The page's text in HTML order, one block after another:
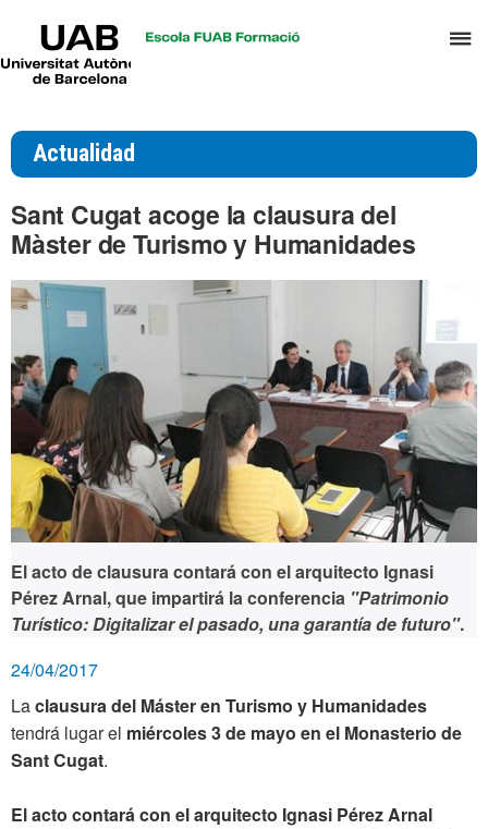
Universitat
Actualidad
Sant Cugat acoge la clausura del
Màster de Turismo y Humanidades
El acto de clausura contará con el arquitecto Ignasi
Pérez Arnal, que impartirá la conferencia "Patrimonio
Turístico: Digitalizar el pasado, una garantía de futuro".
24/04/2017
Laclausura del Máster en Turismo y Humanidades
tendrá lugar el miércoles 3 de mayo en el Monasterio de
Sant Cugat.
El acto contará con el arquitecto Ignasi Pérez Arnal